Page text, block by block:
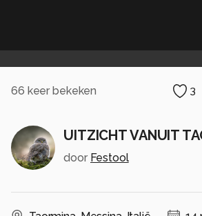
66 keer bekeken 3
UITZICHT VANUIT
door Festool